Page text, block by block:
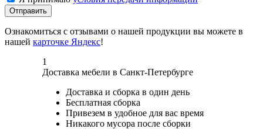
Отправить
Ознакомиться с отзывами о нашей продукции вы можете в
нашей карточке Яндекс!
1
Доставка мебели в Санкт-Петербурге
Доставка и сборка в один день
Бесплатная сборка
Привезем в удобное для вас время
Никакого мусора после сборки